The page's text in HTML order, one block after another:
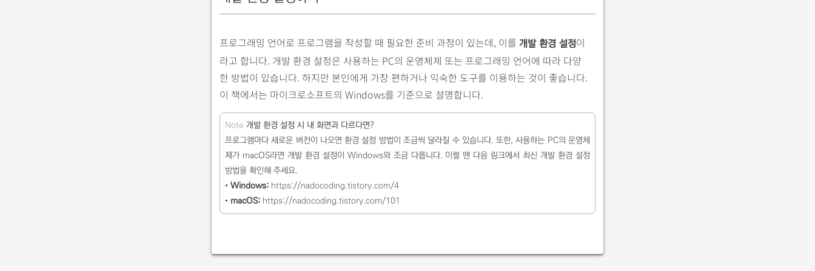
프로그래밍 언어로 프로그램을 작성할 때 필요한 준비 과정이 있는데, 이를 개발 환경 설정이
라고 합니다. 개발 환경 설정은 사용하는 PC의 운영체제 또는 프로그래밍 언어에 따라 다양
한 방법이 있습니다. 하지만 본인에게 가장 편하거나 익숙한 도구를 이용하는 것이 좋습니다.
이 책에서는 마이크로소프트의 Windows를 기준으로 설명합니다.
Note 개발 환경 설정 시 내 화면과 다르다면?
프로그램마다 새로운 버전이 나오면 환경 설정 방법이 조금씩 달라질 수 있습니다. 또한, 사용하는 PC의 운영체
제가 macOS라면 개발 환경 설정이 Windows와 조금 다릅니다. 이럴 땐 다음 링크에서 최신 개발 환경 설정
방법을 확인해 주세요.
• Windows: https://nadocoding.tistory.com/4
• macOS: https://nadocoding.tistory.com/101